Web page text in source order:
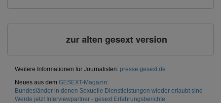
zur alten gesext version
Weitere Informationen für Journalisten: presse.gesext.de
Neues aus dem GESEXT-Magazin:
Bundesländer in denen Sexuelle Dienstleistungen wieder erlaubt sind
Werde jetzt Interviewpartner - gesext Erfahrungsberichte